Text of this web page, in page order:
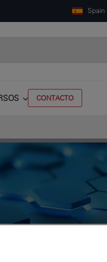
Spain
CONTACTO